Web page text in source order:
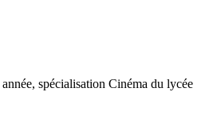
année, spécialisation Cinéma du lycée